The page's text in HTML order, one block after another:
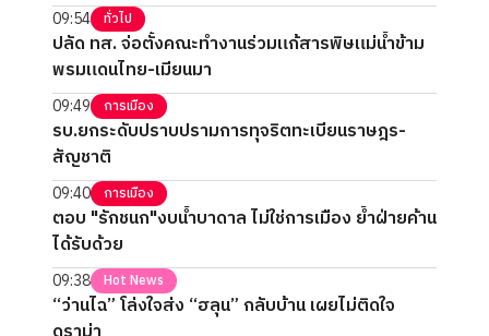
09:54 ทั่วไป
ปลัด ทส. จ่อตั้งคณะทำงานร่วมแก้สารพิษแม่น้ำข้าม
พรมแดนไทย-เมียนมา
09:49 การเมือง
รบ.ยกระดับปราบปรามการทุจริตทะเบียนราษฎร-
สัญชาติ
09:40 การเมือง
ตอบ "รักชนก"งบน้ำบาดาล ไม่ใช่การเมือง ย้ำฝ่ายค้าน
ได้รับด้วย
09:38 Hot News
“ว่านไฉ” โล่งใจส่ง “ฮลุน” กลับบ้าน เผยไม่ติดใจ